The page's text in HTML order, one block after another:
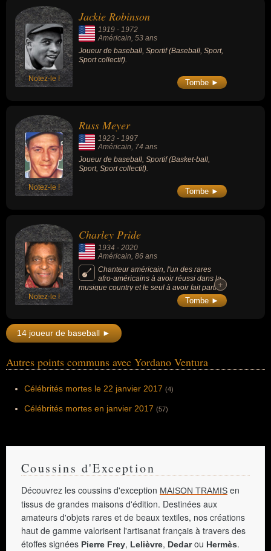
Notez-le !
Jackie Robinson
1919 - 1972
Américain , 53 ans
Joueur de baseball, Sportif (Baseball, Sport,
Sport collectif).
Tombe ►
Notez-le !
Russ Meyer
1923 - 1997
Américain, 74 ans
Joueur de baseball, Sportif (Basket-ball,
Sport, Sport collectif).
Tombe ►
Notez-le !
Charley Pride
1934 - 2020
Américain , 86 ans
Chanteur américain, l'un des rares
afro-américains à avoir réussi dans la
musique country et le seul à avoir fait partie+
+
Tombe ►
14 joueur de baseball ►
Autres points communs avec Yordano Ventura
Célébrités mortes le 22 janvier 2017 (4)
Célébrités mortes en janvier 2017 (57)
Coussins d'Exception
Découvrez les coussins d'exception MAISON TRAMIS en
tissus de grandes maisons d'édition. Destinées aux
amateurs d'objets rares et de beaux textiles, nos créations
haut de gamme valorisent l'artisanat français à travers des
étoffes signées Pierre Frey, Lelièvre, Dedarou Hermès.